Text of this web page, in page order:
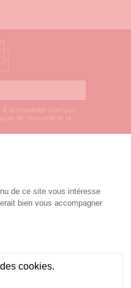
la newsletter Glamour
de l’actualité de la